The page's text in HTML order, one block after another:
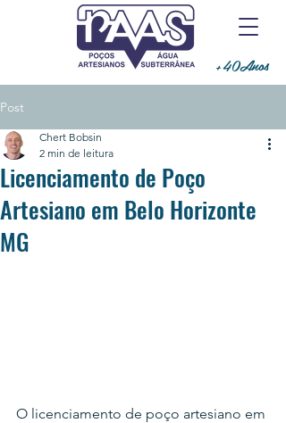
+40Anos
Post
Licenciamento de Poço
Artesiano em Belo Horizonte
MG
Chert Bobsin
2 min de leitura
O licenciamento de poço artesiano em